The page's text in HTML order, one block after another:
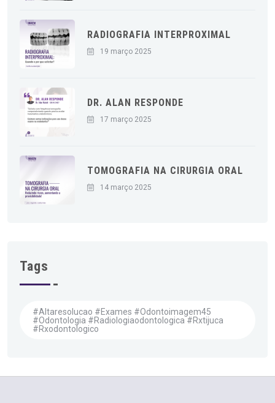
RADIOGRAFIA INTERPROXIMAL
19 março 2025
DR. ALAN RESPONDE
17 março 2025
TOMOGRAFIA NA CIRURGIA ORAL
14 março 2025
Tags
#altaresolucao #exames #odontoimagem45
#odontologia #radiologiaodontologica #rxtijuca
#rxodontologico